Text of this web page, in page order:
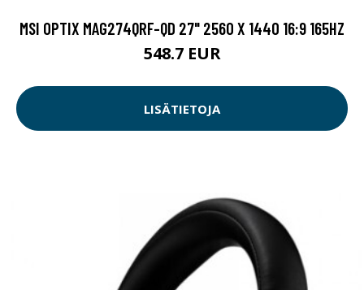
MSI OPTIX MAG274QRF-QD 27" 2560 X 1440 16:9 165HZ
548.7 EUR
LISÄTIETOJA